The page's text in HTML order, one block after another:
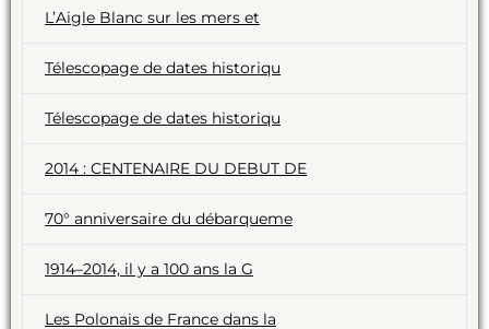
L’Aigle Blanc sur les mers et
Télescopage de dates historiqu
Télescopage de dates historiqu
2014 : CENTENAIRE DU DEBUT DE
70° anniversaire du débarqueme
1914–2014, il y a 100 ans la G
Les Polonais de France dans la